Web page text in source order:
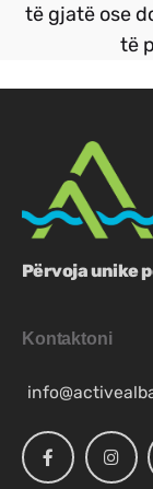
të gjatë ose
të
Përvoja unike
Kontaktoni